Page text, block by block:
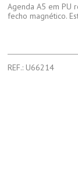
Agenda A5 em PU
fecho magnético.
REF.: U66214